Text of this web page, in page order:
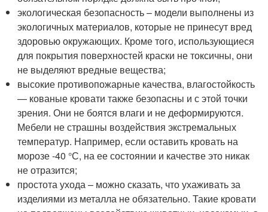
экологическая безопасность – модели выполнены из
экологичных материалов, которые не принесут вред
здоровью окружающих. Кроме того, использующиеся
для покрытия поверхностей краски не токсичны, они
не выделяют вредные вещества;
высокие противопожарные качества, влагостойкость
— кованые кровати также безопасны и с этой точки
зрения. Они не боятся влаги и не деформируются.
Мебели не страшны воздействия экстремальных
температур. Например, если оставить кровать на
морозе -40 °С, на ее состоянии и качестве это никак
не отразится;
простота ухода – можно сказать, что ухаживать за
изделиями из металла не обязательно. Такие кровати